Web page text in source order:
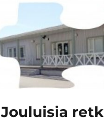
Jouluisia